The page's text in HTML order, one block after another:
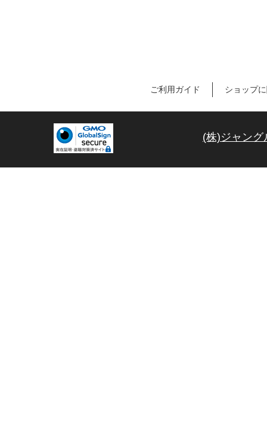
ご利用ガイド ショップ
(株)ジャング